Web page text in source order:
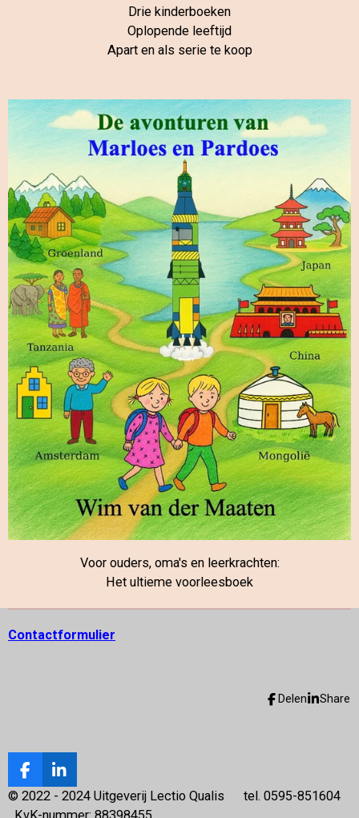
Drie kinderboeken
Oplopende leeftijd
Apart en als serie te koop
Voor ouders, oma's en leerkrachten:
Het ultieme voorleesboek
Contactformulier
Delen Share
F
a
c
L
i
© 2022 - 2024 Uitgeverij Lectio Qualis tel. 0595-851604